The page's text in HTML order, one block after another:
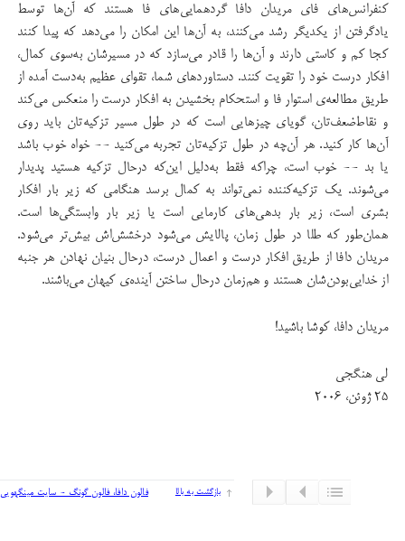
كنفرانس‌های فای مریدان دافا گردهمایی‌های فا هستند كه آن‌ها توسط
یادگرفتن از یكدیگر رشد می‌کنند، به آن‌ها این امکان را می‌دهد که پیدا کنند
کجا کم و کاستی دارند و آن‌ها را قادر می‌سازد که در مسیرشان به‌سوی کمال،
افکار درست خود را تقویت کنند. دستاوردهای شما، تقوای عظیم به‌دست آمده از
طریق مطالعه‌ی استوار فا و استحكام بخشیدن به افكار درست را منعکس می‌کند
و نقاط‌ضعف‌تان، گویای چیزهایی است كه در طول مسیر تزكیه‌تان باید روی
آن‌ها کار کنید. هر آن‌چه در طول تزكیه‌تان تجربه می‌کنید -- خواه خوب باشد
یا بد -- خوب است، چراکه فقط به‌دلیل این‌که درحال تزکیه هستید پدیدار
می‌شوند. یك تزكیه‌كننده نمی‌تواند به كمال برسد هنگامی كه زیر بار افكار
بشری است، زیر بار بدهی‌های كارمایی است یا زیر بار وابستگی‌ها است.
همان‌طور که طلا در طول زمان، پالایش می‌شود درخشش‌اش بیش‌تر می‌شود.
مریدان دافا از طریق افکار درست و اعمال درست، درحال بنیان نهادن هر جنبه
از خدایی‌بودن‌شان هستند و هم‌زمان درحال ساختن آینده‌ی کیهان می‌باشند.
مریدان دافا، كوشا باشید!
لی هنگجی
۲۵ ژوئن، ۲۰۰۶
فالون دافا، فالون گونگ - سایت مینگهویی بازگشت به بالا